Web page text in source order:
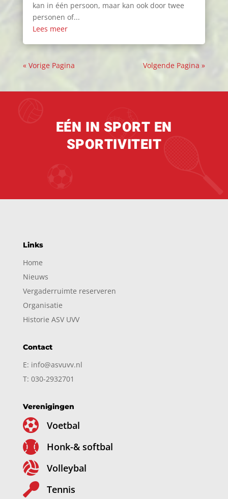
kan in één persoon, maar kan ook door twee
personen of...
Lees meer
« Vorige Pagina Volgende Pagina »
EÉN IN SPORT EN
SPORTIVITEIT
Links
Home
Nieuws
Vergaderruimte reserveren
Organisatie
Historie ASV UVV
Contact
E: info@asvuvv.nl
T: 030-2932701
Verenigingen
 Voetbal
 Honk-& softbal
 Volleybal
 Tennis